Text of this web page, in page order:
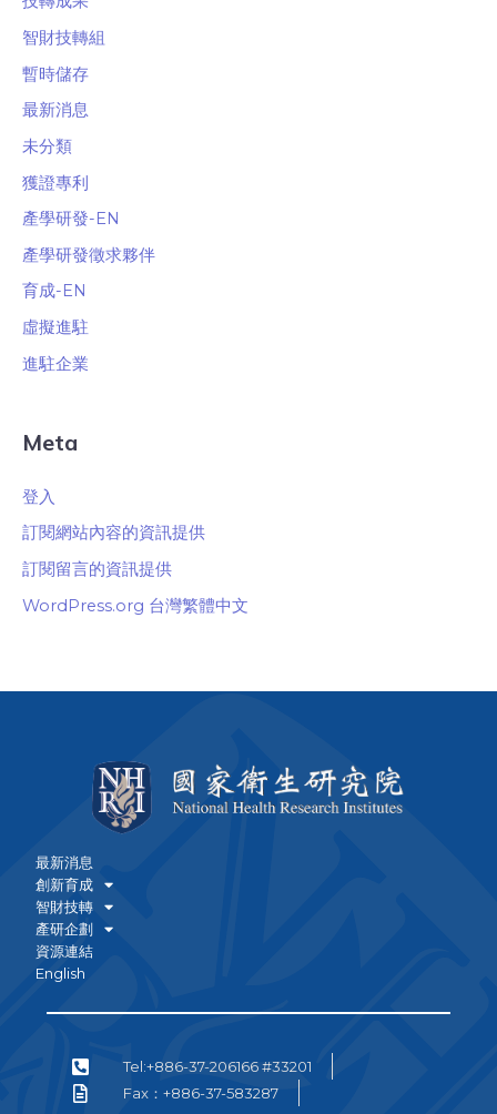
智財技轉組
暫時儲存
最新消息
未分類
獲證專利
產學研發-EN
產學研發徵求夥伴
育成-EN
虛擬進駐
進駐企業
Meta
登入
訂閱網站內容的資訊提供
訂閱留言的資訊提供
WordPress.org 台灣繁體中文
最新消息
創新育成
智財技轉
產研企劃
資源連結
English
Tel:+886-37-206166 #33201
Fax：+886-37-583287